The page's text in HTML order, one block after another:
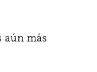
aún más